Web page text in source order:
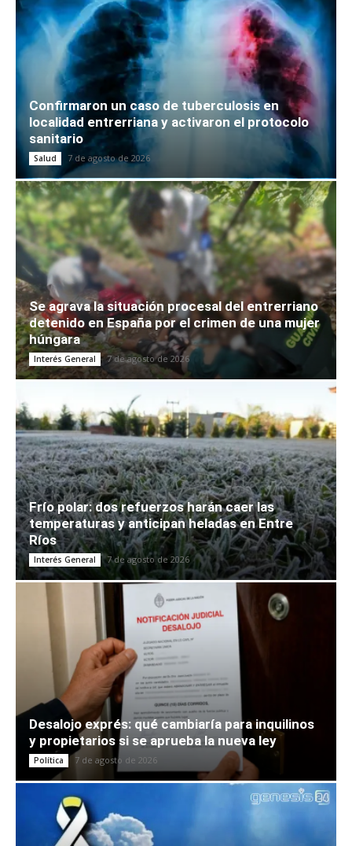
Confirmaron un caso de tuberculosis en
localidad entrerriana y activaron el protocolo
sanitario
Salud 7 de agosto de 2026
Se agrava la situación procesal del entrerriano
detenido en España por el crimen de una mujer
húngara
Interés General 7 de agosto de 2026
Frío polar: dos refuerzos harán caer las
temperaturas y anticipan heladas en Entre
Ríos
Interés General 7 de agosto de 2026
Desalojo exprés: qué cambiaría para inquilinos
y propietarios si se aprueba la nueva ley
Política 7 de agosto de 2026